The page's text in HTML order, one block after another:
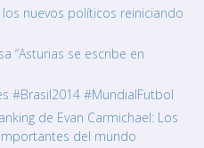
nuevos políticos reiniciando
“Asturias se escribe en
#Brasil2014 #MundialFutbol
de Evan Carmichael: Los
del mundo